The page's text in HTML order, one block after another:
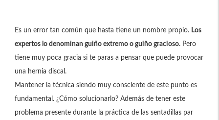
Es un error tan común que hasta tiene un nombre propio. Los
expertos lo denominan guiño extremo o guiño gracioso. Pero
tiene muy poca gracia si te paras a pensar que puede provocar
una hernia discal.
Mantener la técnica siendo muy consciente de este punto es
fundamental. ¿Cómo solucionarlo? Además de tener este
problema presente durante la práctica de las sentadillas par